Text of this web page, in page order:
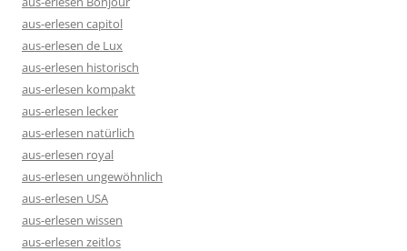
aus-erlesen capitol
aus-erlesen de Lux
aus-erlesen historisch
aus-erlesen kompakt
aus-erlesen lecker
aus-erlesen natürlich
aus-erlesen royal
aus-erlesen ungewöhnlich
aus-erlesen USA
aus-erlesen wissen
aus-erlesen zeitlos